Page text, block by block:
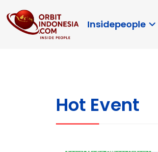
Insidepeople
Hot Event